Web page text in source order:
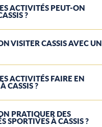
ACTIVITÉS PEUT-ON
?
VISITER CASSIS AVEC UN
ACTIVITÉS FAIRE EN
CASSIS ?
PRATIQUER DES
SPORTIVES À CASSIS ?